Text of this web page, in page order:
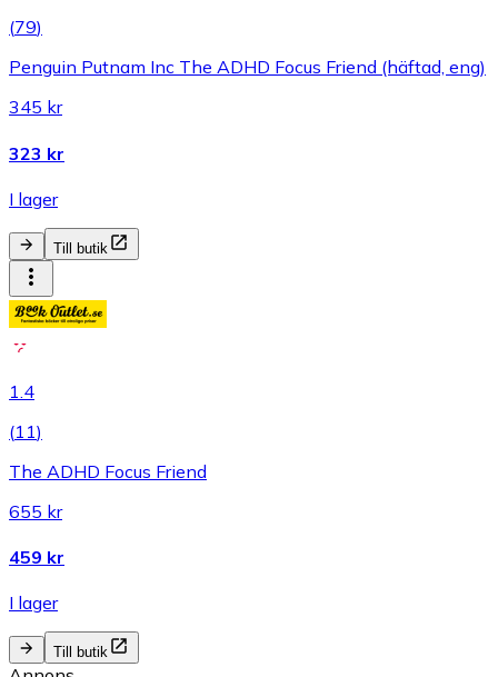
(79)
Penguin Putnam Inc The ADHD Focus Friend (häftad, eng)
345 kr
323 kr
I lager
Till butik
1.4
(11)
The ADHD Focus Friend
655 kr
459 kr
I lager
Till butik